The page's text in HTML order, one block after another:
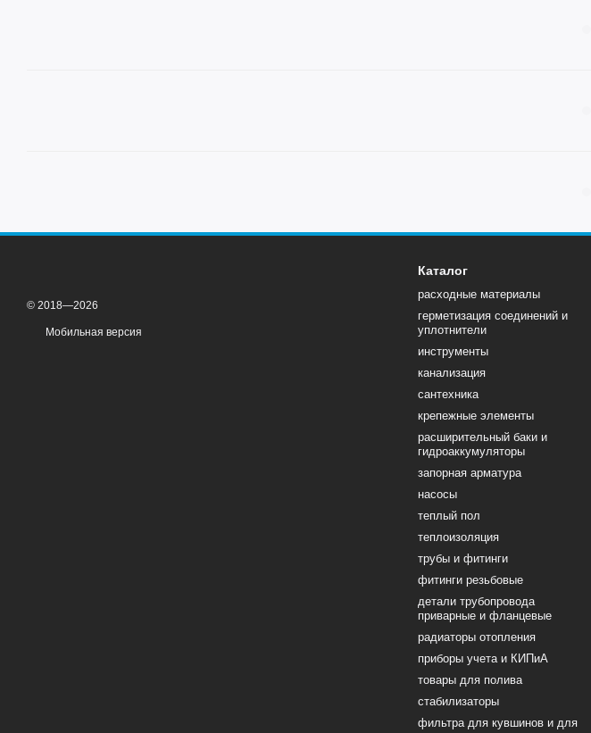
© 2018—2026
Мобильная версия
Каталог
расходные материалы
герметизация соединений и
уплотнители
инструменты
канализация
сантехника
крепежные элементы
расширительный баки и
гидроаккумуляторы
запорная арматура
насосы
теплый пол
теплоизоляция
трубы и фитинги
фитинги резьбовые
детали трубопровода
приварные и фланцевые
радиаторы отопления
приборы учета и КИПиА
товары для полива
стабилизаторы
фильтра для кувшинов и для